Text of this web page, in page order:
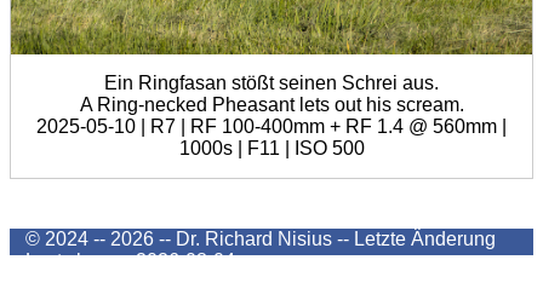
Ein Ringfasan stößt seinen Schrei aus.
A Ring-necked Pheasant lets out his scream.
2025-05-10 | R7 | RF 100-400mm + RF 1.4 @ 560mm |
1000s | F11 | ISO 500
© 2024 -- 2026 -- Dr. Richard Nisius -- Letzte Änderung
Last change2026-08-04